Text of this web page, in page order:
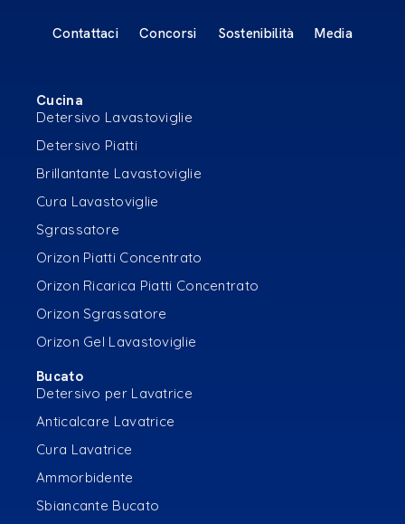
Contattaci Concorsi Sostenibilità Media
Cucina
Detersivo Lavastoviglie
Detersivo Piatti
Brillantante Lavastoviglie
Cura Lavastoviglie
Sgrassatore
Orizon Piatti Concentrato
Orizon Ricarica Piatti Concentrato
Orizon Sgrassatore
Orizon Gel Lavastoviglie
Bucato
Detersivo per Lavatrice
Anticalcare Lavatrice
Cura Lavatrice
Ammorbidente
Sbiancante Bucato